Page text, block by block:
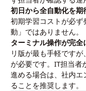
初日から全自動化を期
初期学習コストが必
動」ではありません。
ターミナル操作が完全
リ版が最も手軽です
が必要です。IT担当者
進める場合は、社内
ることを推奨します。